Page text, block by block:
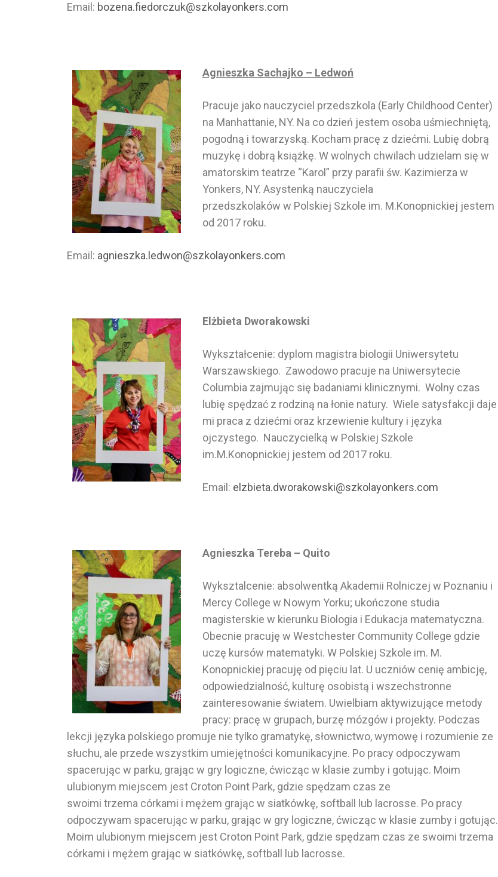
Email: bozena.fiedorczuk@szkolayonkers.com
Agnieszka Sachajko – Ledwoń
Pracuje jako nauczyciel przedszkola (Early Childhood Center)
na Manhattanie, NY. Na co dzień jestem osoba uśmiechniętą,
pogodną i towarzyską. Kocham pracę z dziećmi. Lubię dobrą
muzykę i dobrą książkę. W wolnych chwilach udzielam się w
amatorskim teatrze “Karol” przy parafii św. Kazimierza w
Yonkers, NY. Asystenką nauczyciela
przedszkolaków w Polskiej Szkole im. M.Konopnickiej jestem
od 2017 roku.
Email: agnieszka.ledwon@szkolayonkers.com
Elżbieta Dworakowski
Wykształcenie: dyplom magistra biologii Uniwersytetu
Warszawskiego. Zawodowo pracuje na Uniwersytecie
Columbia zajmując się badaniami klinicznymi. Wolny czas
lubię spędzać z rodziną na łonie natury. Wiele satysfakcji daje
mi praca z dziećmi oraz krzewienie kultury i języka
ojczystego. Nauczycielką w Polskiej Szkole
im.M.Konopnickiej jestem od 2017 roku.
Email: elzbieta.dworakowski@szkolayonkers.com
Agnieszka Tereba – Quito
Wyksztalcenie: absolwentką Akademii Rolniczej w Poznaniu i
Mercy College w Nowym Yorku; ukończone studia
magisterskie w kierunku Biologia i Edukacja matematyczna.
Obecnie pracuję w Westchester Community College gdzie
uczę kursów matematyki. W Polskiej Szkole im. M.
Konopnickiej pracuję od pięciu lat. U uczniów cenię ambicję,
odpowiedzialność, kulturę osobistą i wszechstronne
zainteresowanie światem. Uwielbiam aktywizujące metody
pracy: pracę w grupach, burzę mózgów i projekty. Podczas
lekcji języka polskiego promuje nie tylko gramatykę, słownictwo, wymowę i rozumienie ze
słuchu, ale przede wszystkim umiejętności komunikacyjne. Po pracy odpoczywam
spacerując w parku, grając w gry logiczne, ćwicząc w klasie zumby i gotując. Moim
ulubionym miejscem jest Croton Point Park, gdzie spędzam czas ze
swoimi trzema córkami i mężem grając w siatkówkę, softball lub lacrosse. Po pracy
odpoczywam spacerując w parku, grając w gry logiczne, ćwicząc w klasie zumby i gotując.
Moim ulubionym miejscem jest Croton Point Park, gdzie spędzam czas ze swoimi trzema
córkami i mężem grając w siatkówkę, softball lub lacrosse.